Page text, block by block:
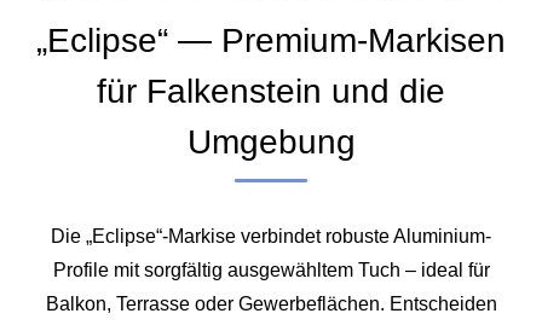
„Eclipse“ — Premium-Markisen
für Falkenstein und die
Umgebung
Die „Eclipse“-Markise verbindet robuste Aluminium-
Profile mit sorgfältig ausgewähltem Tuch – ideal für
Balkon, Terrasse oder Gewerbeflächen. Entscheiden